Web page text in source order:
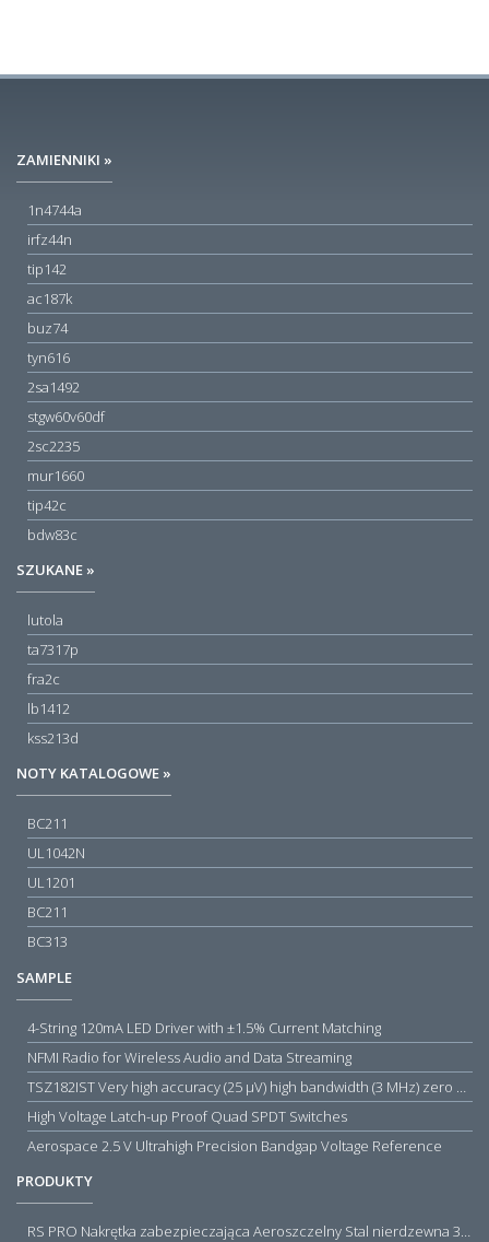
ZAMIENNIKI »
1n4744a
irfz44n
tip142
ac187k
buz74
tyn616
2sa1492
stgw60v60df
2sc2235
mur1660
tip42c
bdw83c
SZUKANE »
lutola
ta7317p
fra2c
lb1412
kss213d
NOTY KATALOGOWE »
BC211
UL1042N
UL1201
BC211
BC313
SAMPLE
4-String 120mA LED Driver with ±1.5% Current Matching
NFMI Radio for Wireless Audio and Data Streaming
TSZ182IST Very high accuracy (25 µV) high bandwidth (3 MHz) zero drift 5 V operational amplifiers
High Voltage Latch-up Proof Quad SPDT Switches
Aerospace 2.5 V Ultrahigh Precision Bandgap Voltage Reference
PRODUKTY
RS PRO Nakrętka zabezpieczająca Aeroszczelny Stal nierdzewna 316 Zwykłe